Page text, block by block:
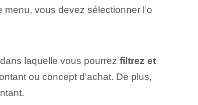
vous devez sélectionner l’o
laquelle vous pourrez filtrez et
ou concept d'achat. De plus,